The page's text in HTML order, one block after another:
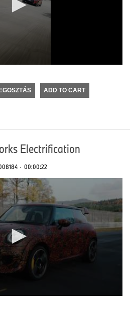
ADD TO CART
Electrification
· 00:00:22